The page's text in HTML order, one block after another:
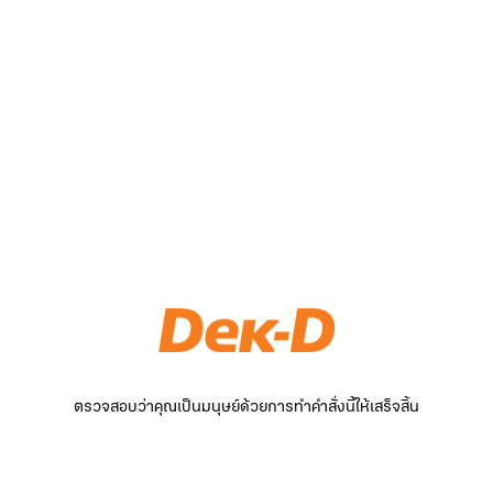
ตรวจสอบว่าคุณเป็นมนุษย์ด้วยการทำคำสั่งนี้ให้เสร็จสิ้น